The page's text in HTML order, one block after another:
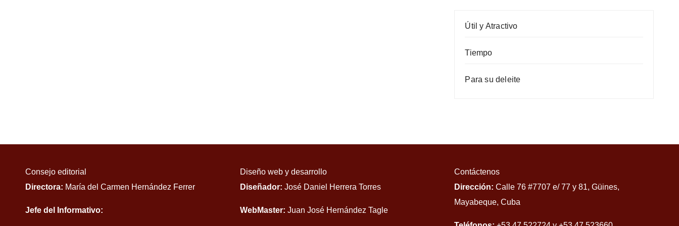
Útil y Atractivo
Tiempo
Para su deleite
Consejo editorial
Directora: María del Carmen Hernández Ferrer
Jefe del Informativo:
Diseño web y desarrollo
Diseñador: José Daniel Herrera Torres
WebMaster: Juan José Hernández Tagle
Contáctenos
Dirección: Calle 76 #7707 e/ 77 y 81, Güines,
Mayabeque, Cuba